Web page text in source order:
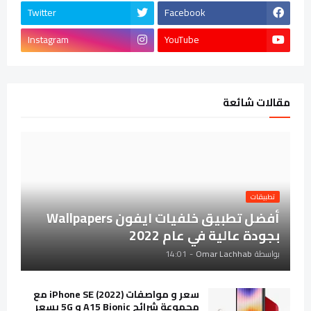
Facebook
Twitter
YouTube
Instagram
مقالات شائعة
تطبيقات
أفضل تطبيق خلفيات ايفون Wallpapers
بجودة عالية في عام 2022
بواسطة Omar Lachhab
-
14:01
سعر و مواصفات iPhone SE (2022) مع
مجموعة شرائح A15 Bionic و 5G بسعر